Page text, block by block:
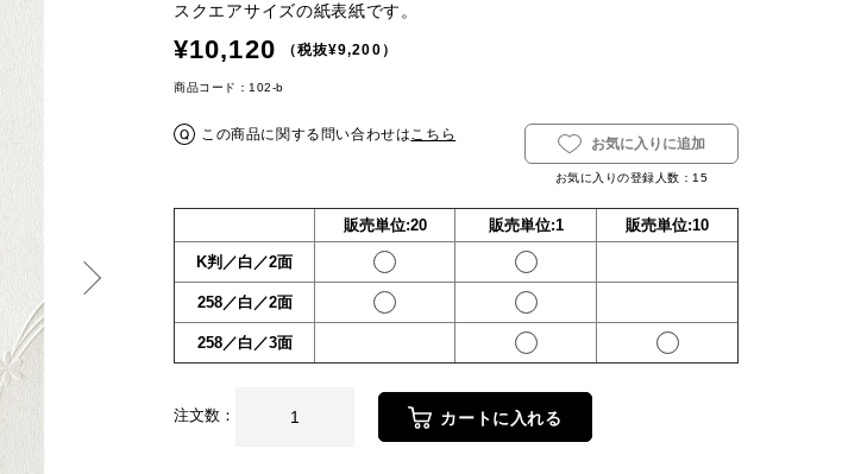
スクエアサイズの紙表紙です。
¥10,120 （税抜¥9,200）
商品コード：102-b
この商品に関する問い合わせはこちら
お気に入りに追加
お気に入りの登録人数： 15
販売単位:20 販売単位:1 販売単位:10
K判／白／2面
258／白／2面
258／白／3面
注文数： カートに入れる